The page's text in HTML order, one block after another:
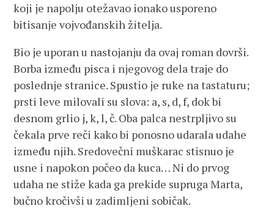
koji je napolju otežavao ionako usporeno
bitisanje vojvođanskih žitelja.
Bio je uporan u nastojanju da ovaj roman dovrši.
Borba između pisca i njegovog dela traje do
poslednje stranice. Spustio je ruke na tastaturu;
prsti leve milovali su slova: a, s, d, f, dok bi
desnom grlio j, k, l, č. Oba palca nestrpljivo su
čekala prve reči kako bi ponosno udarala udahe
između njih. Sredovečni muškarac stisnuo je
usne i napokon počeo da kuca… Ni do prvog
udaha ne stiže kada ga prekide supruga Marta,
bučno kročivši u zadimljeni sobičak.